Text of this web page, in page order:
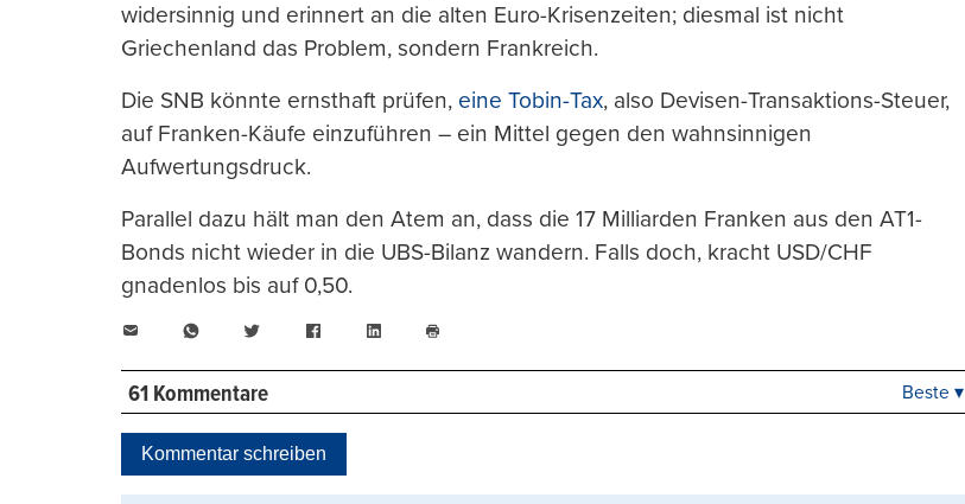
widersinnig und erinnert an die alten Euro-Krisenzeiten; diesmal ist nicht
Griechenland das Problem, sondern Frankreich.
Die SNB könnte ernsthaft prüfen, eine Tobin-Tax, also Devisen-Transaktions-Steuer,
auf Franken-Käufe einzuführen – ein Mittel gegen den wahnsinnigen
Aufwertungsdruck.
Parallel dazu hält man den Atem an, dass die 17 Milliarden Franken aus den AT1-
Bonds nicht wieder in die UBS-Bilanz wandern. Falls doch, kracht USD/CHF
gnadenlos bis auf 0,50.
WhatsAppTwitter FacebookLinkedIn
drucken
61 Kommentare
Kontrovers
Beste ▾
Kommentar schreiben